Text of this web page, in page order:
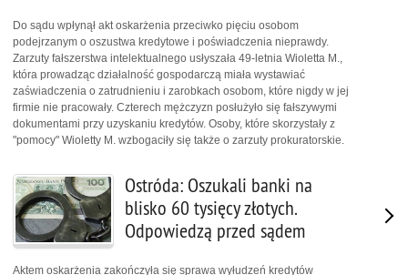
Do sądu wpłynął akt oskarżenia przeciwko pięciu osobom
podejrzanym o oszustwa kredytowe i poświadczenia nieprawdy.
Zarzuty fałszerstwa intelektualnego usłyszała 49-letnia Wioletta M.,
która prowadząc działalność gospodarczą miała wystawiać
zaświadczenia o zatrudnieniu i zarobkach osobom, które nigdy w jej
firmie nie pracowały. Czterech mężczyzn posłużyło się fałszywymi
dokumentami przy uzyskaniu kredytów. Osoby, które skorzystały z
"pomocy" Wioletty M. wzbogaciły się także o zarzuty prokuratorskie.
Ostróda: Oszukali banki na
blisko 60 tysięcy złotych.
Odpowiedzą przed sądem
Aktem oskarżenia zakończyła się sprawa wyłudzeń kredytów